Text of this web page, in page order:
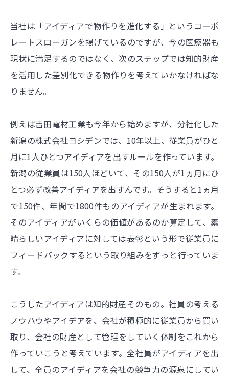
当社は「アイディアで物作りを進化する」というコーポ
レートスローガンを掲げているのですが、今の医療器も
現状に満足するのではなく、次のステップでは知的財産
を活用した差別化できる物作りを考えていかなければな
りません。
例えば吉田電材工業も今年から始めますが、分社化した
新潟の株式会社ヨシデンでは、10年以上、従業員がひと
月に1人ひとつアイディアを出すルールを作っています。
新潟の従業員は150人ほどいて、その150人が1ヵ月にひ
とつ必ず改善アイディアを出すんです。そうすると1ヵ月
で150件、年間で1800件ものアイディアが生まれます。
そのアイディアがいくらの価値があるのか算定して、素
晴らしいアイディアに対しては表彰という形で従業員に
フィードバックするという取り組みをずっと行っていま
す。
こうしたアイディアは知的財産そのもの。社員の考える
ノウハウやアイデアを、会社が積極的に従業員から買い
取り、会社の財産として管理をしていく体制をこれから
作っていこうと考えています。全社員がアイディアを出
して、全員のアイディアを会社の競争力の源泉にしてい